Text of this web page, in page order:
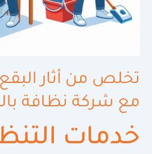
تخلص من أثار
مع شركة نظافة
خدمات